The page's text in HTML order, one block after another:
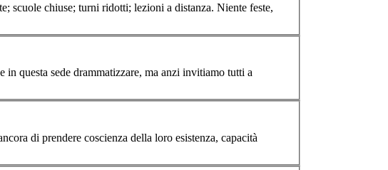
scuole chiuse; turni ridotti; lezioni a distanza. Niente feste,
di prendere coscienza della loro esistenza, capacità